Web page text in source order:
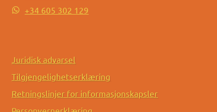
+34 605 302 129
Juridisk advarsel
Tilgjengelighetserklæring
Retningslinjer for informasjonskapsler